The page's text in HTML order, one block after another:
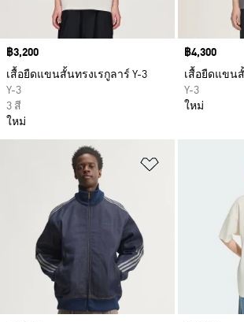
Price
฿3,200
เสื้อยืดแขนสั้นทรงเรกูลาร์ Y-3
Y-3
3 สี
ใหม่
Price
฿4,300
เสื้อยืดแขนสั้
Y-3
ใหม่
เพิ่มไปยังราย